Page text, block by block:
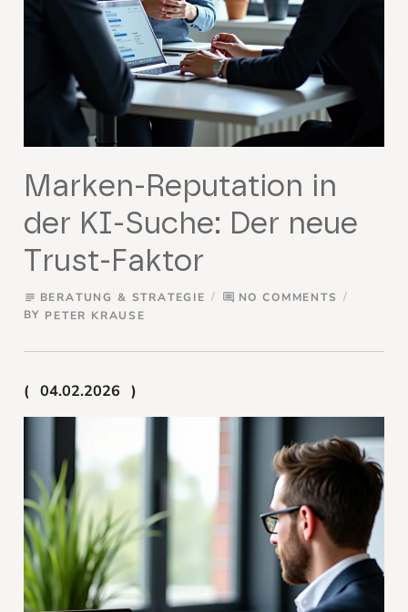
Marken-Reputation in
der KI-Suche: Der neue
Trust-Faktor
subject BERATUNG & STRATEGIE comment NO COMMENTS
BY PETER KRAUSE
04.02.2026